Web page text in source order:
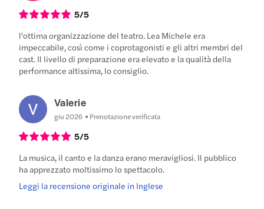
5/5
l'ottima organizzazione del teatro. Lea Michele era
impeccabile, così come i coprotagonisti e gli altri membri del
cast. Il livello di preparazione era elevato e la qualità della
performance altissima, lo consiglio.
Valerie
giu 2026 Prenotazione verificata
5/5
La musica, il canto e la danza erano meravigliosi. Il pubblico
ha apprezzato moltissimo lo spettacolo.
Leggi la recensione originale in Inglese